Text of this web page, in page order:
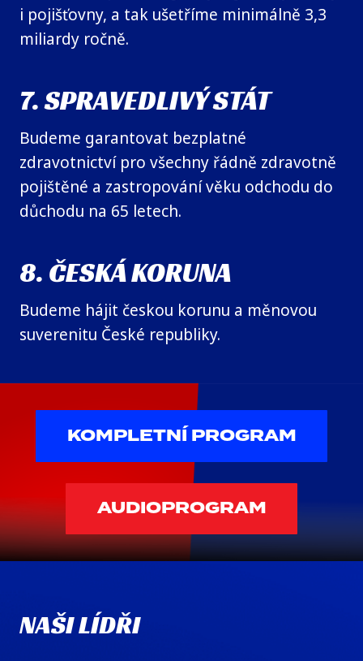
i pojišťovny, a tak ušetříme minimálně 3,3
miliardy ročně.
7. SPRAVEDLIVÝ STÁT
Budeme garantovat bezplatné
zdravotnictví pro všechny řádně zdravotně
pojištěné a zastropování věku odchodu do
důchodu na 65 letech.
8. ČESKÁ KORUNA
Budeme hájit českou korunu a měnovou
suverenitu České republiky.
KOMPLETNÍ PROGRAM
AUDIOPROGRAM
NAŠI LÍDŘI